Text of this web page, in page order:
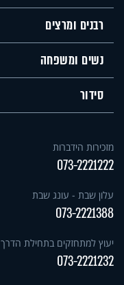
רבנים ומרצים
נשים ומשפחה
סידור
מזכירות הידברות
073-2221222
עלון שבת - עונג שבת
073-2221388
יעוץ למתחזקים בתחילת הדרך
073-2221232